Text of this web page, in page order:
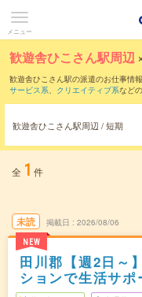
メニュー
歓遊舎ひこさん駅周辺
歓遊舎ひこさん駅の派遣のお仕事情報
サービス系、 クリエイティブ系など
歓遊舎ひこさん駅周辺 / 短期
全 1 件
未読
NEW
掲載日 2026/08/06
田川郡【週2日～
ションで生活サポ